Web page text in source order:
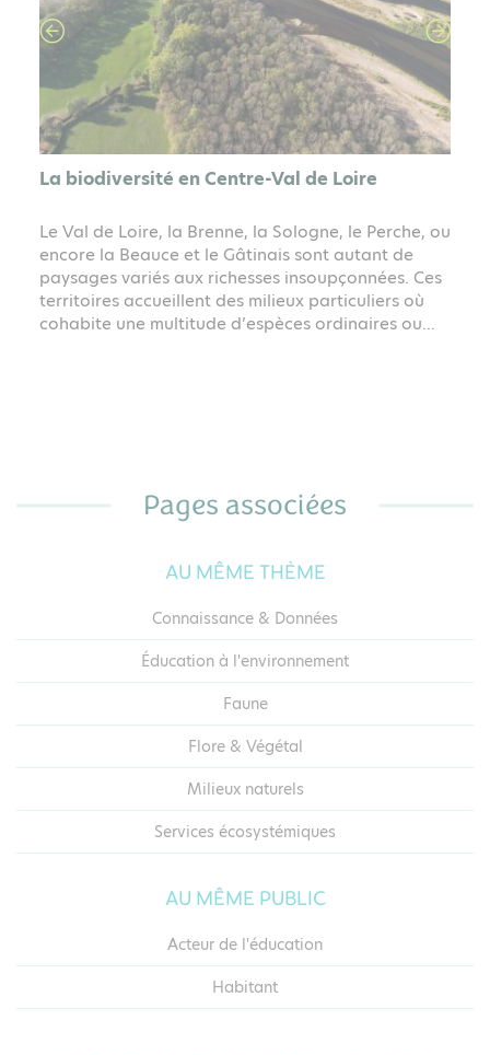
La biodiversité en Centre-Val de Loire
Le Val de Loire, la Brenne, la Sologne, le Perche, ou
encore la Beauce et le Gâtinais sont autant de
paysages variés aux richesses insoupçonnées. Ces
territoires accueillent des milieux particuliers où
cohabite une multitude d’espèces ordinaires ou...
Pages associées
AU MÊME THÈME
Connaissance & Données
Éducation à l'environnement
Faune
Flore & Végétal
Milieux naturels
Services écosystémiques
AU MÊME PUBLIC
Acteur de l'éducation
Habitant